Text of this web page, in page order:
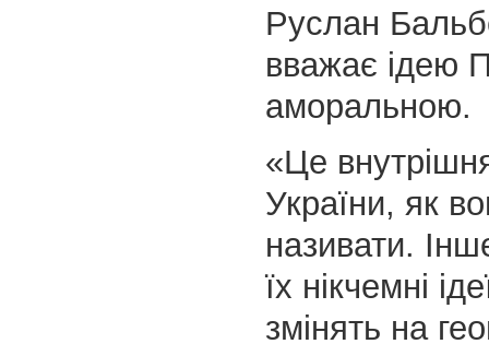
Руслан
вважає ідею
аморальною.
«Це
України, як
називати.
їх нікчемні
змінять на